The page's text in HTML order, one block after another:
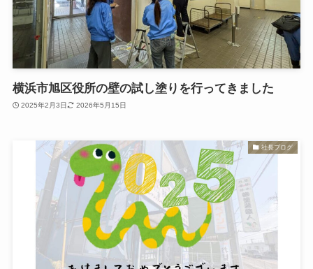
横浜市旭区役所の壁の試し塗りを行ってきました
2025年2月3日 2026年5月15日
社長ブログ